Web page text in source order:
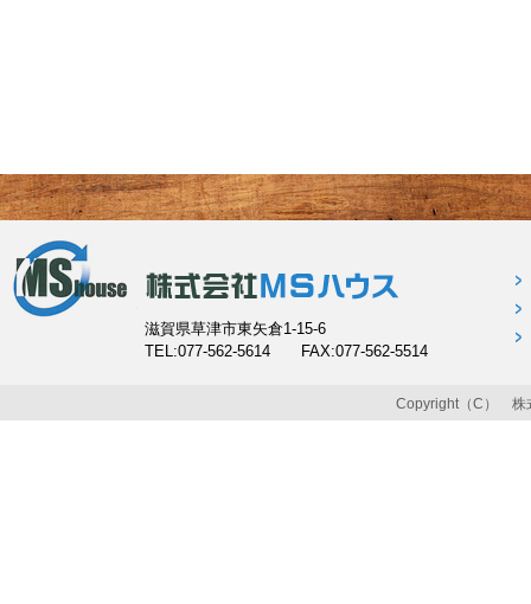
滋賀県草津市東矢倉1-15-6
TEL:077-562-5614 FAX:077-562-5514
Copyright（C） 株